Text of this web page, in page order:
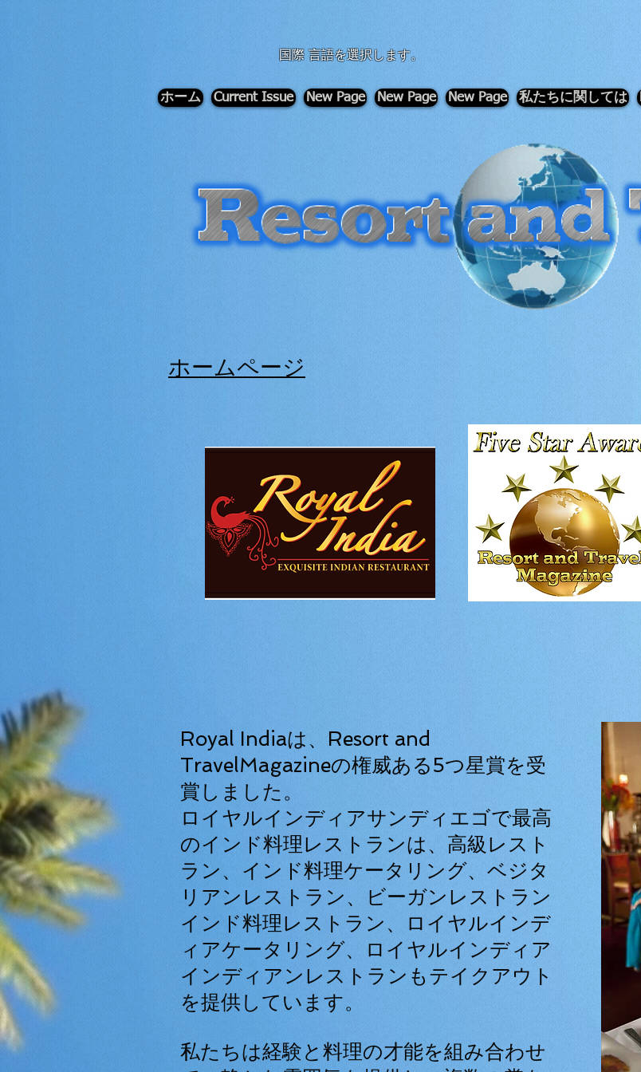
国際 言語を選択します。
ホーム Current Issue New Page New Page New Page 私たちに関しては
ホームページ
Royal Indiaは、Resort and
TravelMagazineの権威ある5つ星賞を受
賞しました。
ロイヤルインディアサンディエゴで最高
のインド料理レストランは、高級レスト
ラン、インド料理ケータリング、ベジタ
リアンレストラン、ビーガンレストラン
インド料理レストラン、ロイヤルインデ
ィアケータリング、ロイヤルインディア
インディアンレストランもテイクアウト
を提供しています。
私たちは経験と料理の才能を組み合わせ